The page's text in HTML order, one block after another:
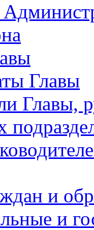
Главы
Главы,
и
и